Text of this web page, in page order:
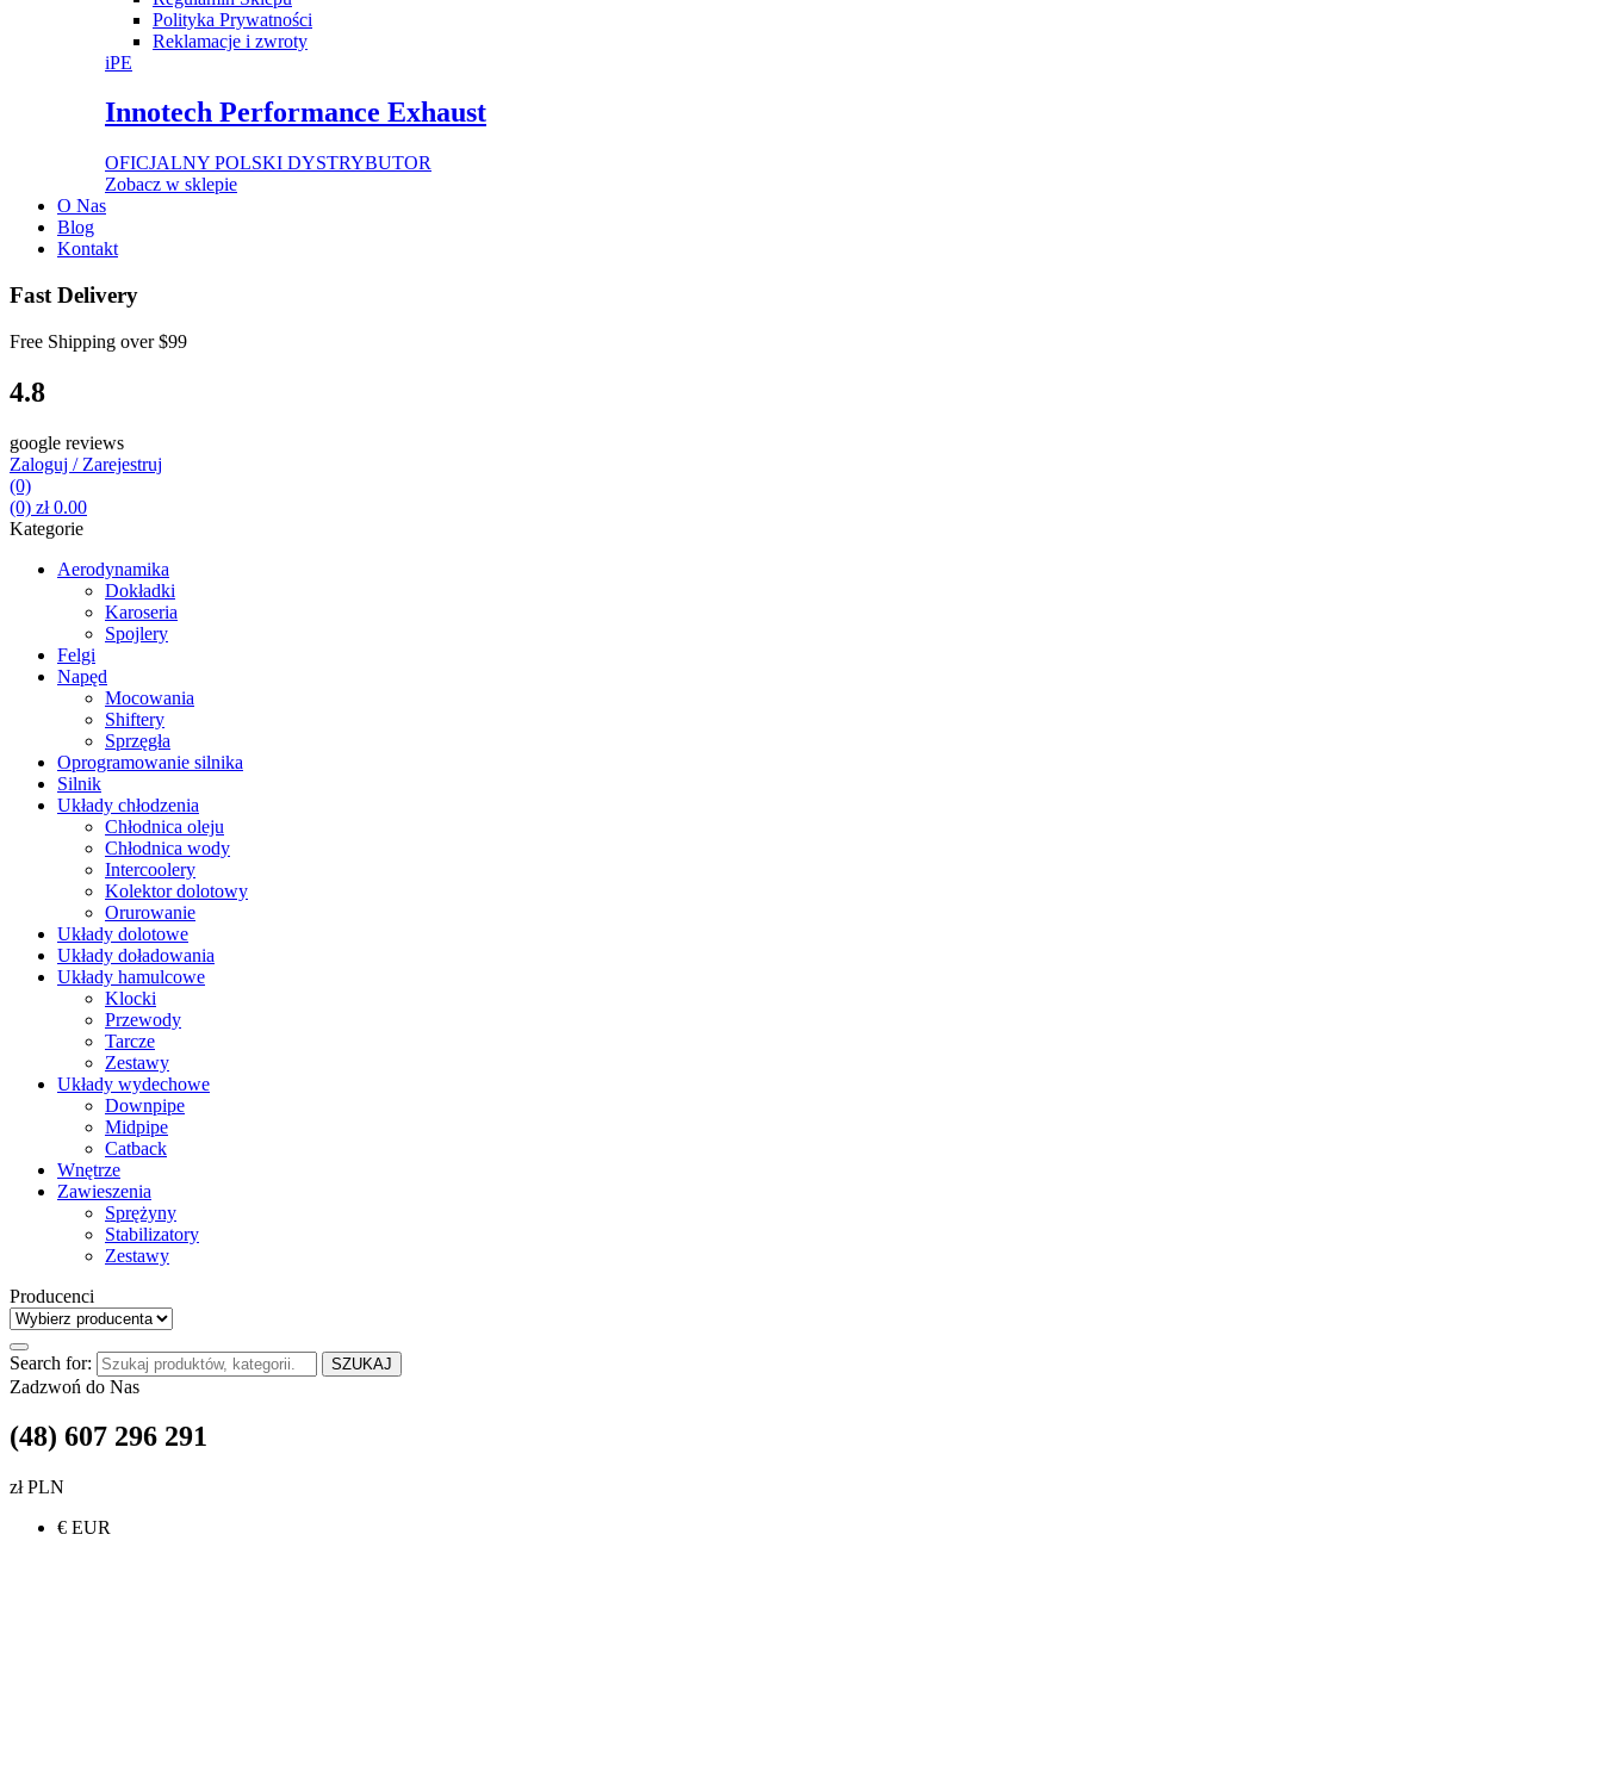
Polityka Prywatności
Reklamacje i zwroty
iPE
Innotech Performance Exhaust
OFICJALNY POLSKI DYSTRYBUTOR
Zobacz w sklepie
O Nas
Blog
Kontakt
Fast Delivery
Free Shipping over$99
4.8
google reviews
Zaloguj / Zarejestruj
(0)
(0) zł0.00
Kategorie
Aerodynamika
Dokładki
Karoseria
Spojlery
Felgi
Napęd
Mocowania
Shiftery
Sprzęgła
Oprogramowanie silnika
Silnik
Układy chłodzenia
Chłodnica oleju
Chłodnica wody
Intercoolery
Kolektor dolotowy
Orurowanie
Układy dolotowe
Układy doładowania
Układy hamulcowe
Klocki
Przewody
Tarcze
Zestawy
Układy wydechowe
Downpipe
Midpipe
Catback
Wnętrze
Zawieszenia
Sprężyny
Stabilizatory
Zestawy
Producenci
Search for: SZUKAJ
Zadzwoń do Nas
(48) 607 296 291
zł PLN
€ EUR